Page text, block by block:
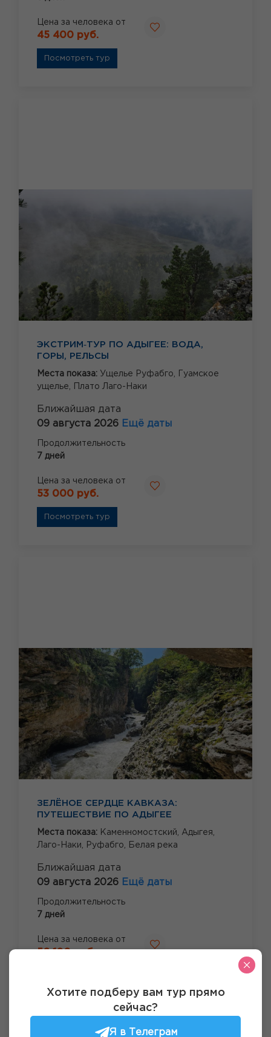
Цена за человека от
45 400 руб.
Посмотреть тур
ЭКСТРИМ‑ТУР ПО АДЫГЕЕ: ВОДА,
ГОРЫ, РЕЛЬСЫ
Места показа: Ущелье Руфабго,
Гуамское
ущелье,
Плато Лаго-Наки
Ближайшая дата
09 августа 2026 Ещё даты
Продолжительность
7 дней
Цена за человека от
53 000 руб.
Посмотреть тур
ЗЕЛЁНОЕ СЕРДЦЕ КАВКАЗА:
ПУТЕШЕСТВИЕ ПО АДЫГЕЕ
Места показа: Каменномостский, Адыгея,
Лаго-Наки,
Руфабго, Белая река
Ближайшая дата
09 августа 2026 Ещё даты
Продолжительность
7 дней
Цена за человека от
Хотите подберу вам тур прямо
сейчас?
Я в Телеграм